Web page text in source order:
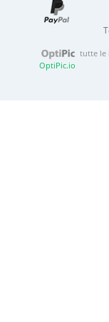
tutte le
OptiPic.io